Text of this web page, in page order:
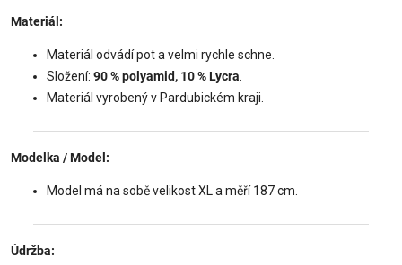
Materiál:
Materiál odvádí pot a velmi rychle schne.
Složení: 90 % polyamid, 10 % Lycra
Materiál vyrobený v Pardubickém kraji.
Modelka / Model:
Model má na sobě velikost XL a měří 187 cm.
Údržba: